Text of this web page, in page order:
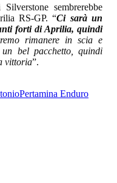
sembrerebbe
RS-GP. “Ci sarà un
forti di Aprilia, quindi
rimanere in scia e
bel pacchetto, quindi
vittoria”.
Pertamina Enduro